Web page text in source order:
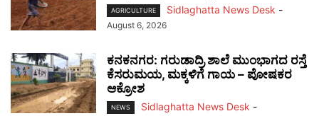
AGRICULTURE Sidlaghatta News Desk -
August 6, 2026
ಕನಕನಗರ: ಗರುಡಾದ್ರಿ ಶಾಲೆ ಮುಂಭಾಗದ ರಸ್ತೆ
ಕೆಸರುಮಯ, ಮಕ್ಕಳಿಗೆ ಗಾಯ – ಪೋಷಕರ
ಆಕ್ರೋಶ
NEWS Sidlaghatta News Desk -